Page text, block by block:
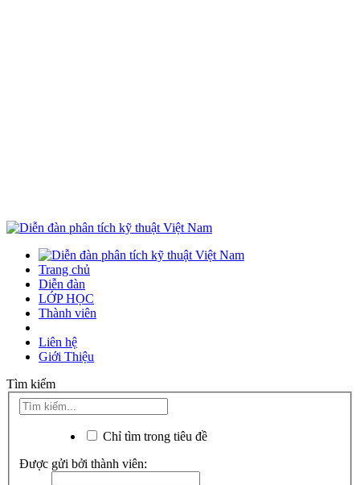
Trang chủ
Diễn đàn
LỚP HỌC
Thành viên
Liên hệ
Giới Thiệu
Tìm kiếm
Chỉ tìm trong tiêu đề
Được gửi bởi thành viên: